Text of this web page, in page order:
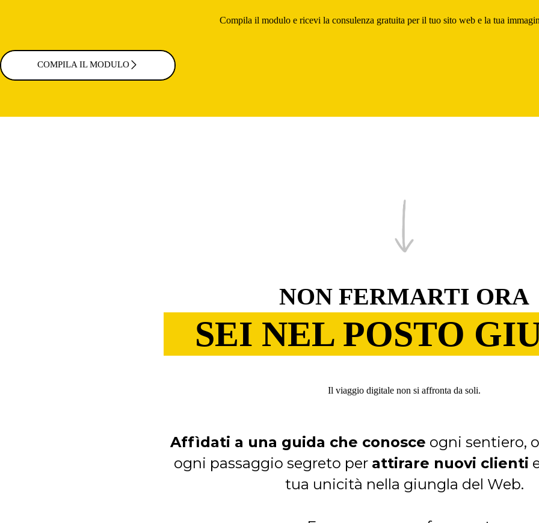
Compila il modulo e ricevi la consulenza gratuita per il tuo sito web e la tua
COMPILA IL MODULO
NON FERMARTI ORA
SEI NEL POSTO
Il viaggio digitale non si affronta da soli.
Affìdati a una guida che conosce ogni sentiero,
ogni passaggio segreto per attirare nuovi clienti
tua unicità nella giungla del Web.